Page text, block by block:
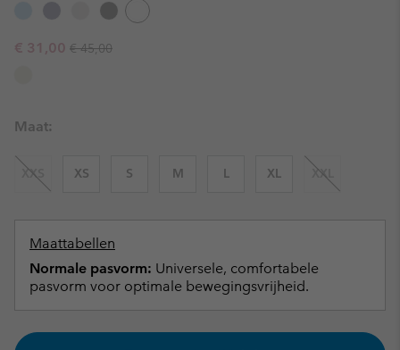
Sale price:
€ 31,00 Regular price:
€ 45,00
Maat:
XXS XS S M L XL XXL
Maattabellen
Normale pasvorm: Universele, comfortabele
pasvorm voor optimale bewegingsvrijheid.